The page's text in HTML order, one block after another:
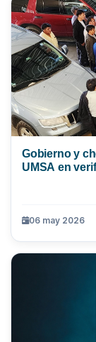
Gobierno y
UMSA en
06 may 2026